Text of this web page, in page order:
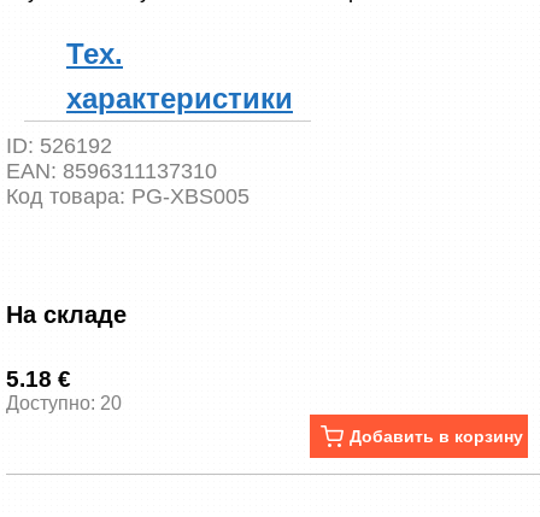
Тех.
характеристики
ID: 526192
EAN: 8596311137310
Код товара: PG-XBS005
На складе
5.18 €
Доступно: 20
Добавить в корзину